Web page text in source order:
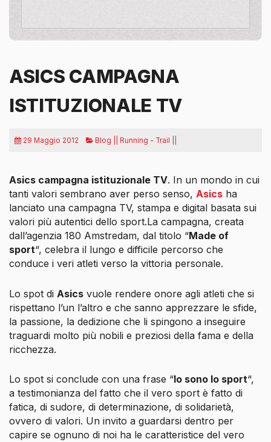
ASICS CAMPAGNA
ISTITUZIONALE TV
29 Maggio 2012 Blog || Running - Trail ||
Asics campagna istituzionale TV. In un mondo in cui
tanti valori sembrano aver perso senso, Asics ha
lanciato una campagna TV, stampa e digital basata sui
valori più autentici dello sport.La campagna, creata
dall’agenzia 180 Amstredam, dal titolo “Made of
sport“, celebra il lungo e difficile percorso che
conduce i veri atleti verso la vittoria personale.
Lo spot di Asics vuole rendere onore agli atleti che si
rispettano l’un l’altro e che sanno apprezzare le sfide,
la passione, la dedizione che li spingono a inseguire
traguardi molto più nobili e preziosi della fama e della
ricchezza.
Lo spot si conclude con una frase “Io sono lo sport“,
a testimonianza del fatto che il vero sport è fatto di
fatica, di sudore, di determinazione, di solidarietà,
ovvero di valori. Un invito a guardarsi dentro per
capire se ognuno di noi ha le caratteristice del vero